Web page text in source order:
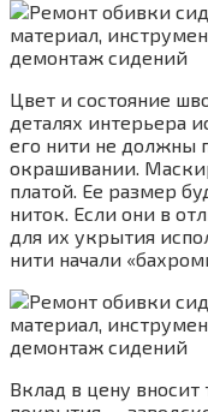
Цвет и состояние
деталях интерьера
его нити не должны
окрашивании.
платой. Ее размер
ниток. Если они в
для их укрытия
нити начали
Вклад в цену вносит